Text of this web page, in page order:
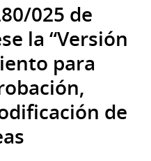
025 de
la “Versión
para
de